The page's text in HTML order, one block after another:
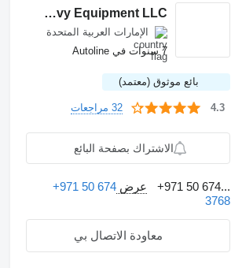
Golden Target Heavy Equipment LLC
الإمارات العربية المتحدة
7 سنوات في Autoline
بائع موثوق (معتمد)
4.3 32 مراجعات
الاشتراك بصفحة البائع
+971 50 674... عرض+971 50 674
3768
معاودة الاتصال بي